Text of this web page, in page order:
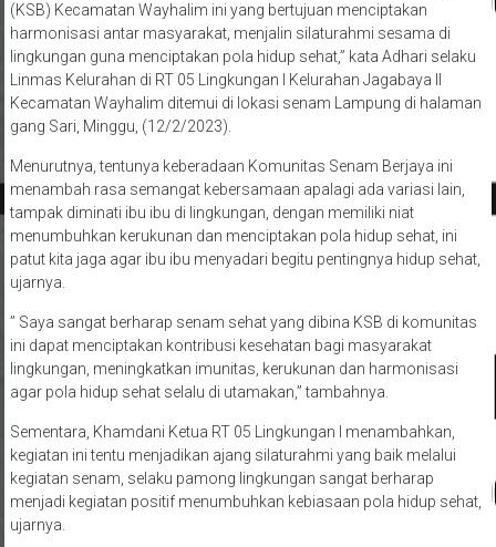
(KSB) Kecamatan Wayhalim ini yang bertujuan menciptakan
harmonisasi antar masyarakat, menjalin silaturahmi sesama di
lingkungan guna menciptakan pola hidup sehat,” kata Adhari selaku
Linmas Kelurahan di RT 05 Lingkungan I Kelurahan Jagabaya II
Kecamatan Wayhalim ditemui di lokasi senam Lampung di halaman
gang Sari, Minggu, (12/2/2023).
Menurutnya, tentunya keberadaan Komunitas Senam Berjaya ini
menambah rasa semangat kebersamaan apalagi ada variasi lain,
tampak diminati ibu ibu di lingkungan, dengan memiliki niat
menumbuhkan kerukunan dan menciptakan pola hidup sehat, ini
patut kita jaga agar ibu ibu menyadari begitu pentingnya hidup sehat,
ujarnya.
” Saya sangat berharap senam sehat yang dibina KSB di komunitas
ini dapat menciptakan kontribusi kesehatan bagi masyarakat
lingkungan, meningkatkan imunitas, kerukunan dan harmonisasi
agar pola hidup sehat selalu di utamakan,” tambahnya.
Sementara, Khamdani Ketua RT 05 Lingkungan I menambahkan,
kegiatan ini tentu menjadikan ajang silaturahmi yang baik melalui
kegiatan senam, selaku pamong lingkungan sangat berharap
menjadi kegiatan positif menumbuhkan kebiasaan pola hidup sehat,
ujarnya.